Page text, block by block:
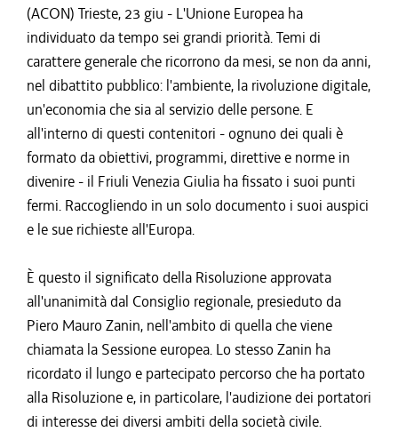
(ACON) Trieste, 23 giu - L'Unione Europea ha
individuato da tempo sei grandi priorità. Temi di
carattere generale che ricorrono da mesi, se non da anni,
nel dibattito pubblico: l'ambiente, la rivoluzione digitale,
un'economia che sia al servizio delle persone. E
all'interno di questi contenitori - ognuno dei quali è
formato da obiettivi, programmi, direttive e norme in
divenire - il Friuli Venezia Giulia ha fissato i suoi punti
fermi. Raccogliendo in un solo documento i suoi auspici
e le sue richieste all'Europa.
È questo il significato della Risoluzione approvata
all'unanimità dal Consiglio regionale, presieduto da
Piero Mauro Zanin, nell'ambito di quella che viene
chiamata la Sessione europea. Lo stesso Zanin ha
ricordato il lungo e partecipato percorso che ha portato
alla Risoluzione e, in particolare, l'audizione dei portatori
di interesse dei diversi ambiti della società civile.